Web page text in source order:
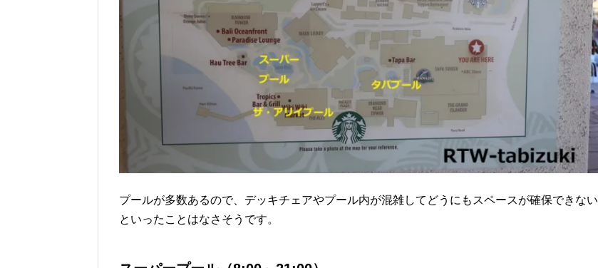
プールが多数あるので、デッキチェアやプール内が混雑してどうにもスペースが確保できない
といったことはなさそうです。